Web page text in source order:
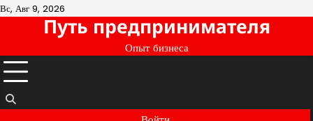
Перейти
содержимому
Вс, Авг 9, 2026
Путь предпринимателя
Опыт бизнеса